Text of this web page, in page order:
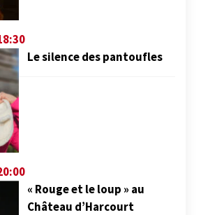
Le silence des pantoufles
« Rouge et le loup » au
Château d’Harcourt